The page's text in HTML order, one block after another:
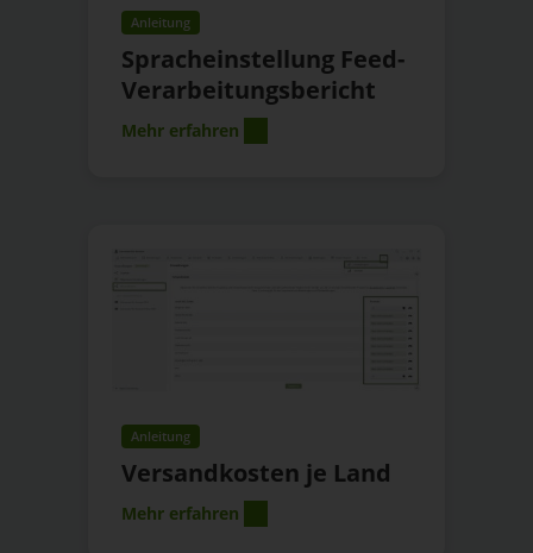
Anleitung
Spracheinstellung Feed-
Verarbeitungsbericht
Mehr erfahren
Anleitung
Versandkosten je Land
Mehr erfahren